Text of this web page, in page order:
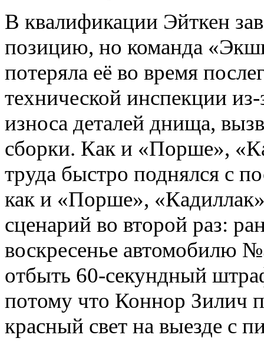
В квалификации Эйткен
позицию, но команда
потеряла её во время
технической инспекции
износа деталей днища,
сборки. Как и «Порше»,
труда быстро поднялся с
как и «Порше»,
сценарий во второй раз:
воскресенье автомобилю
отбыть 60-секундный
потому что Коннор Зилич
красный свет на выезде с